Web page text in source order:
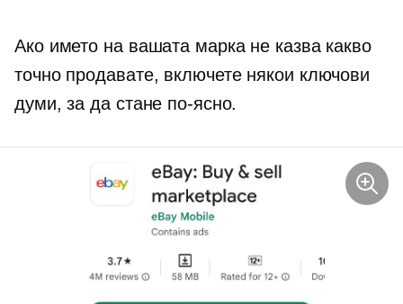
Ако името на вашата марка не казва какво
точно продавате, включете някои ключови
думи, за да стане по-ясно.